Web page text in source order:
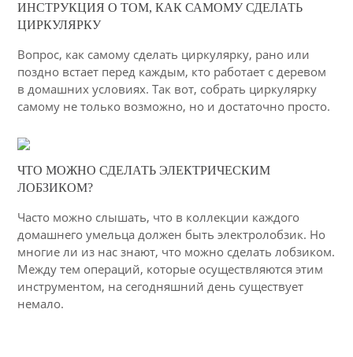
51
ИНСТРУКЦИЯ О ТОМ, КАК САМОМУ СДЕЛАТЬ
ЦИРКУЛЯРКУ
Вопрос, как самому сделать циркулярку, рано или
поздно встает перед каждым, кто работает с деревом
в домашних условиях. Так вот, собрать циркулярку
самому не только возможно, но и достаточно просто.
42
ЧТО МОЖНО СДЕЛАТЬ ЭЛЕКТРИЧЕСКИМ
ЛОБЗИКОМ?
Часто можно слышать, что в коллекции каждого
домашнего умельца должен быть электролобзик. Но
многие ли из нас знают, что можно сделать лобзиком.
Между тем операций, которые осуществляются этим
инструментом, на сегодняшний день существует
немало.